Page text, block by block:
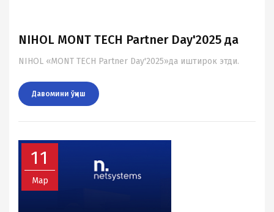
NIHOL MONT TECH Partner Day'2025 да
NIHOL «MONT TECH Partner Day'2025»да иштирок этди.
Давомини ўқиш
11
Мар